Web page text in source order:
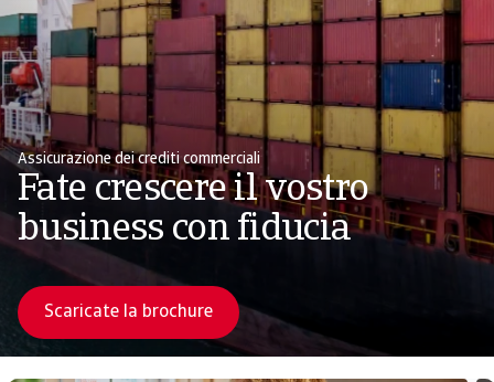
Assicurazione dei crediti commerciali
Fate crescere il vostro
business con fiducia
Scaricate la brochure